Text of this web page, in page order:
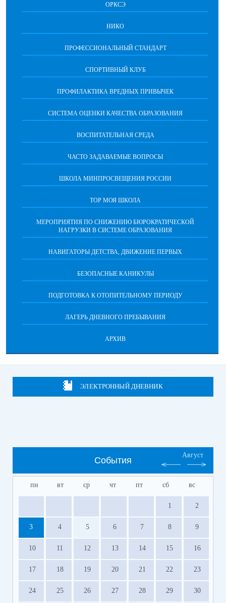
ОРКСЭ
НИКО
ПРОФЕССИОНАЛЬНЫЙ СТАНДАРТ
СПОРТИВНЫЙ КЛУБ
ПРОФИЛАКТИКА ВРЕДНЫХ ПРИВЫЧЕК
CИСТЕМА ОЦЕНКИ КАЧЕСТВА ОБРАЗОВАНИЯ
ВОСПИТАТЕЛЬНАЯ СРЕДА
ЧАСТО ЗАДАВАЕМЫЕ ВОПРОСЫ
ШКОЛА МИНПРОСВЕЩЕНИЯ РОССИИ
ТОР МОЯ ШКОЛА
МЕРОПРИЯТИЯ ПО СНИЖЕНИЮ БЮРОКРАТИЧЕСКОЙ
НАГРУЗКИ В СИСТЕМЕ ОБРАЗОВАНИЯ
НАВИГАТОРЫ ДЕТСТВА, ДВИЖЕНИЕ ПЕРВЫХ
БЕЗОПАСНЫЕ КАНИКУЛЫ
ПОДГОТОВКА К ОТОПИТЕЛЬНОМУ ПЕРИОДУ
ЛАГЕРЬ ДНЕВНОГО ПРЕБЫВАНИЯ
АРХИВ
ЭЛЕКТРОННЫЙ ДНЕВНИК
События
Август
пн вт ср чт пт сб вс
1 2
3 4 5 6 7 8 9
10 11 12 13 14 15 16
17 18 19 20 21 22 23
24 25 26 27 28 29 30